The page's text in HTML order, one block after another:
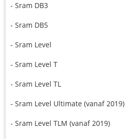
- Sram DB3
- Sram DB5
- Sram Level
- Sram Level T
- Sram Level TL
- Sram Level Ultimate (vanaf 2019)
- Sram Level TLM (vanaf 2019)